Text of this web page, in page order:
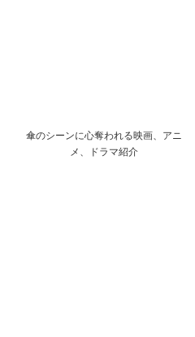
傘のシーンに心奪われる映画、アニ
メ、ドラマ紹介